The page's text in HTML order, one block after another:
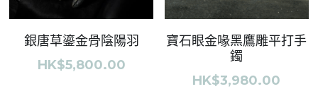
戰神伊始
黑鷹系列
銀唐草鎏金骨陰陽羽
HK$5,800.00
寶石眼金喙黑鷹雕平打手
鐲
HK$3,980.00
大皇冠系列